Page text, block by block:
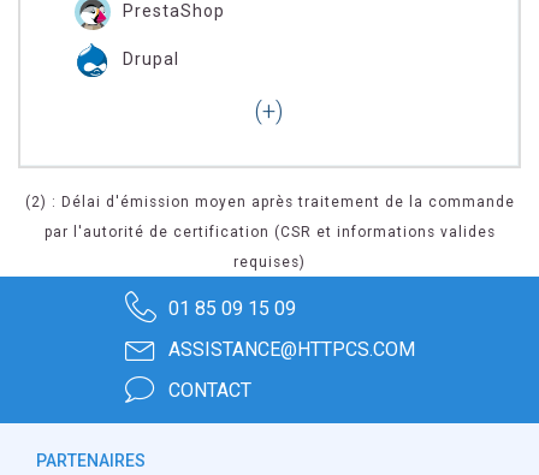
PrestaShop
Drupal
(2) : Délai d'émission moyen après traitement de la commande
par l'autorité de certification (CSR et informations valides
requises)
01 85 09 15 09
ASSISTANCE@HTTPCS.COM
CONTACT
PARTENAIRES